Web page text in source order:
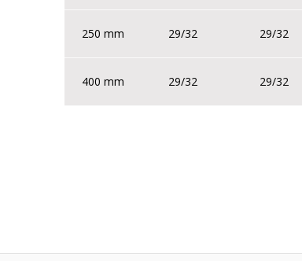
250 mm 29/32 29/32
400 mm 29/32 29/32